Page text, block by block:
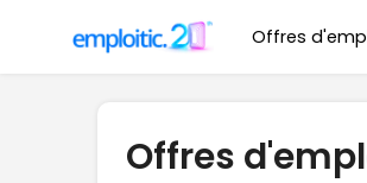
Offres
Offres